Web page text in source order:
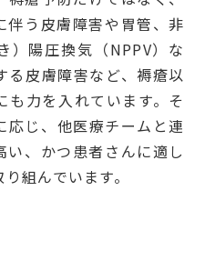
伴う皮膚障害や胃管、非
）陽圧換気（NPPV）な
る皮膚障害など、褥瘡以
力を入れています。そ
応じ、他医療チームと連
、かつ患者さんに適し
組んでいます。